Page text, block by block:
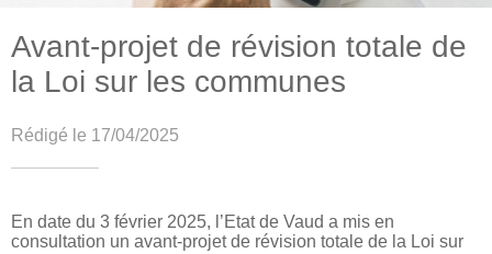
Avant-projet de révision totale de
la Loi sur les communes
Rédigé le 17/04/2025
En date du 3 février 2025, l’Etat de Vaud a mis en
consultation un avant-projet de révision totale de la Loi sur